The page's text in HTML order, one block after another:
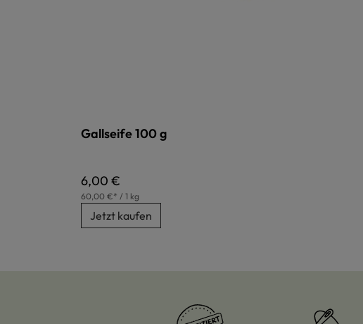
Gallseife 100 g
Regulärer Preis:
6,00 €
60,00 €* / 1 kg
Jetzt kaufen